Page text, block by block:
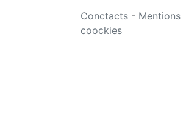
Conctacts -
coockies